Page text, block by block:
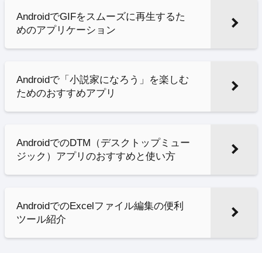
AndroidでGIFをスムーズに再生するた
めのアプリケーション
Androidで「小説家になろう」を楽しむ
ためのおすすめアプリ
AndroidでのDTM（デスクトップミュー
ジック）アプリのおすすめと使い方
AndroidでのExcelファイル編集の便利
ツール紹介